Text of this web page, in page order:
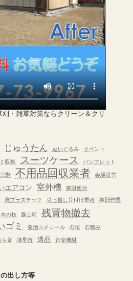
・雑草対策ならクリーン＆クリ
じゅうたん ぬいぐるみ イベント
収集 スーツケース パンフレット
三階 不用品回収業者 会場設営
エアコン 室外機
家財処分
廃プラスチック 引っ越し片付け業者 復旧作業
木の枝 森山町 残置物撤去
ゴミ 発泡スチロール 石垣 石積み
ち葉 諌早市 遺品
音楽機材
出し方等